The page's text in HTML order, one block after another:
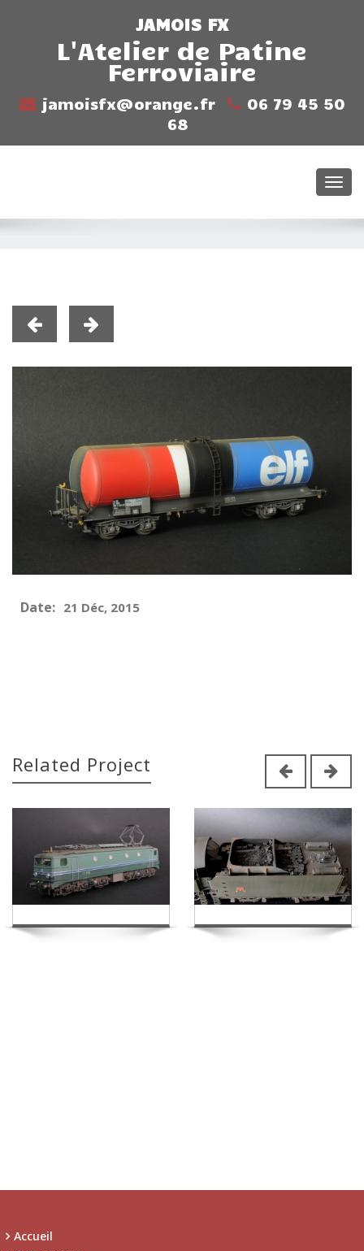
JAMOIS FX
L'Atelier de Patine
Ferroviaire
jamoisfx@orange.fr
06 79 45 50
68
Date: 21 Déc, 2015
Related Project
Accueil